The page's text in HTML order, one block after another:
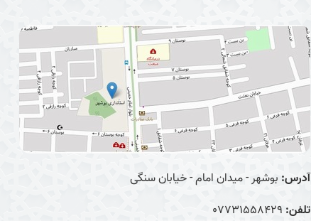
آدرس: بوشهر - میدان امام - خیابان سنگی
تلفن: 07731558429